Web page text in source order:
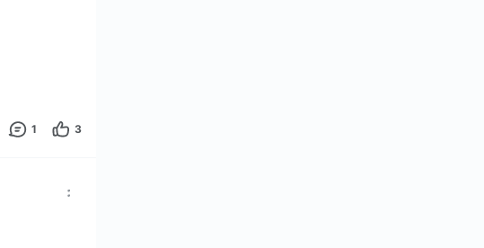
1 3